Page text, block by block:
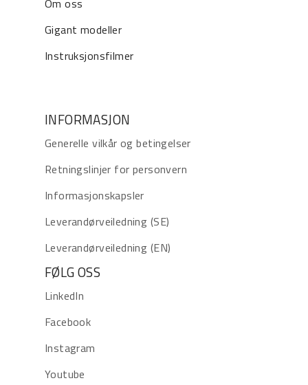
Om oss
Gigant modeller
Instruksjonsfilmer
INFORMASJON
Generelle vilkår og betingelser
Retningslinjer for personvern
Informasjonskapsler
Leverandørveiledning (SE)
Leverandørveiledning (EN)
FØLG OSS
LinkedIn
Facebook
Instagram
Youtube